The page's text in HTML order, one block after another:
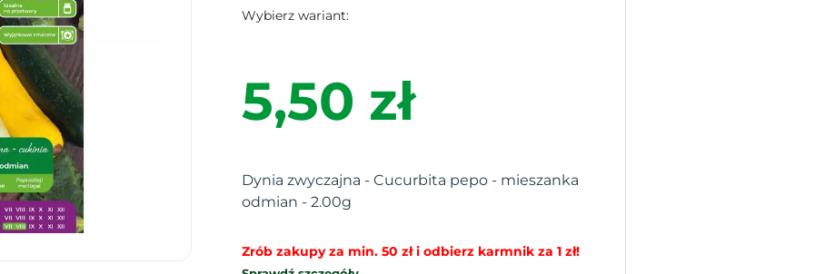
Wybierz wariant:
5,50 zł
Dynia zwyczajna - Cucurbita pepo - mieszanka
odmian - 2.00g
Zrób zakupy za min. 50 zł i odbierz karmnik za 1 zł!